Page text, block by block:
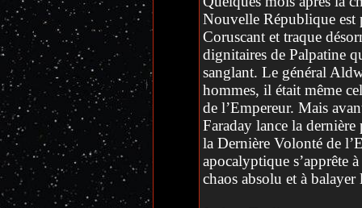
Nouvelle République est
Coruscant et traque
dignitaires de Palpatine
sanglant. Le général
hommes, il était même
de l’Empereur. Mais
Faraday lance la
la Dernière Volonté de
apocalyptique s’apprête
chaos absolu et à